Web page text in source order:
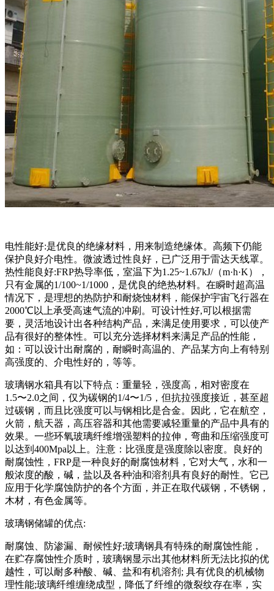
电性能好:是优良的绝缘材料，用来制造绝缘体。高频下仍能
保护良好介电性。微波透过性良好，已广泛用于雷达天线罩。
热性能良好:FRP热导率低，室温下为1.25~1.67kJ/（m·h·K），
只有金属的1/100~1/1000，是优良的绝热材料。在瞬时超高温
情况下，是理想的热防护和耐烧蚀材料，能保护宇宙飞行器在
2000℃以上承受高速气流的冲刷。可设计性好,可以根据需
要，灵活地设计出各种结构产品，来满足使用要求，可以使产
品有很好的整体性。可以充分选择材料来满足产品的性能，
如：可以设计出耐腐的，耐瞬时高温的、产品某方向上有特别
高强度的、介电性好的，等等。
玻璃钢水箱具有以下特点：重量轻，强度高，相对密度在
1.5〜2.0之间，仅为碳钢的1/4〜1/5，但抗拉强度接近，甚至超
过碳钢，而且比强度可以与钢相比是合金。因此，它在航空，
火箭，航天器，高压容器和其他需要减轻重量的产品中具有的
效果。一些环氧玻璃纤维增强塑料的拉伸，弯曲和压缩强度可
以达到400Mpa以上。注意：比强度是强度除以密度。良好的
耐腐蚀性，FRP是一种良好的耐腐蚀材料，它对大气，水和一
般浓度的酸，碱，盐以及各种油和溶剂具有良好的耐性。它已
应用于化学腐蚀防护的各个方面，并正在取代碳钢，不锈钢，
木材，有色金属等。
玻璃钢储罐的优点:
耐腐蚀、防渗漏、耐候性好;玻璃钢具有特殊的耐腐蚀性能，
在贮存腐蚀性介质时，玻璃钢显示出其他材料所无法比拟的优
越性，可以耐多种酸、碱、盐和有机溶剂; 具有优良的机械物
理性能;玻璃纤维缠绕成型，降低了纤维的微裂纹存在率，实